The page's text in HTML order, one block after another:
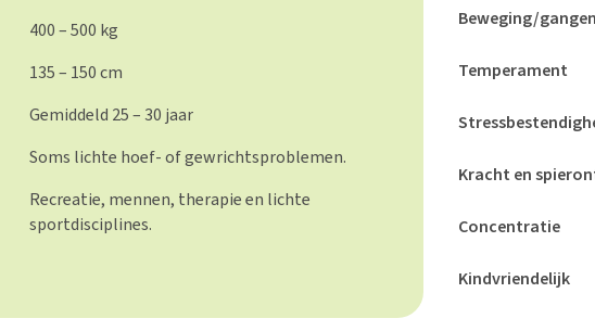
400 – 500 kg
135 – 150 cm
Gemiddeld 25 – 30 jaar
Soms lichte hoef- of gewrichtsproblemen.
Recreatie, mennen, therapie en lichte
sportdisciplines.
Beweging/gangen
Temperament
Kracht en
Concentratie
Kindvriendelijk